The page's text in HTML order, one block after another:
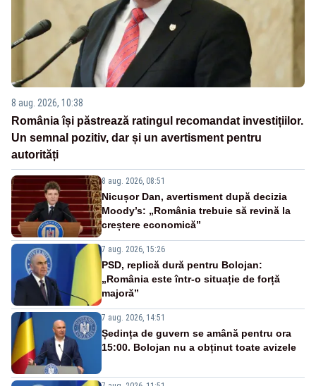
8 aug. 2026, 10:38
România își păstrează ratingul recomandat investițiilor.
Un semnal pozitiv, dar și un avertisment pentru
autorități
8 aug. 2026, 08:51
Nicușor Dan, avertisment după decizia
Moody’s: „România trebuie să revină la
creștere economică”
7 aug. 2026, 15:26
PSD, replică dură pentru Bolojan:
„România este într-o situație de forță
majoră”
7 aug. 2026, 14:51
Ședința de guvern se amână pentru ora
15:00. Bolojan nu a obținut toate avizele